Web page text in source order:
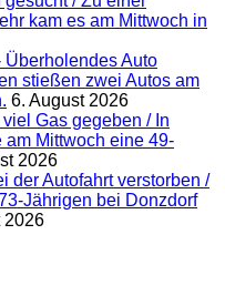
kam es am Mittwoch in
Überholendes Auto
stießen zwei Autos am
6. August 2026
Gas gegeben / In
Mittwoch eine 49-
2026
der Autofahrt verstorben /
Jährigen bei Donzdorf
2026